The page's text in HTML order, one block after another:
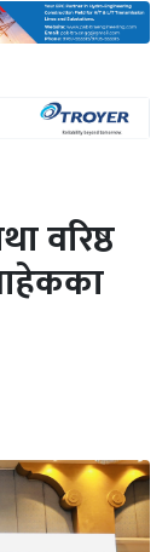
वरिष्ठ